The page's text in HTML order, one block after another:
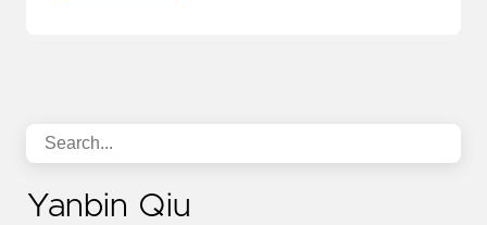
Yanbin Qiu